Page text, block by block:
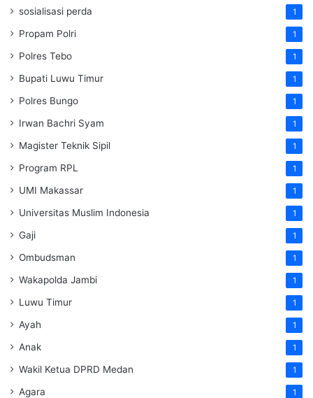
sosialisasi perda 1
Propam Polri 1
Polres Tebo 1
Bupati Luwu Timur 1
Polres Bungo 1
Irwan Bachri Syam 1
Magister Teknik Sipil 1
Program RPL 1
UMI Makassar 1
Universitas Muslim Indonesia 1
Gaji 1
Ombudsman 1
Wakapolda Jambi 1
Luwu Timur 1
Ayah 1
Anak 1
Wakil Ketua DPRD Medan 1
Agara 1